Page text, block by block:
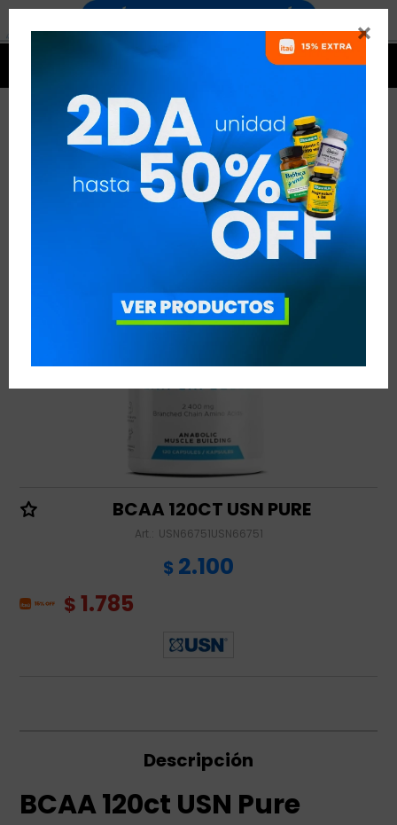

BCAA 120CT USN PURE
USN66751USN66751
$ 2.100
$ 1.785
Descripción
BCAA 120ct USN Pure